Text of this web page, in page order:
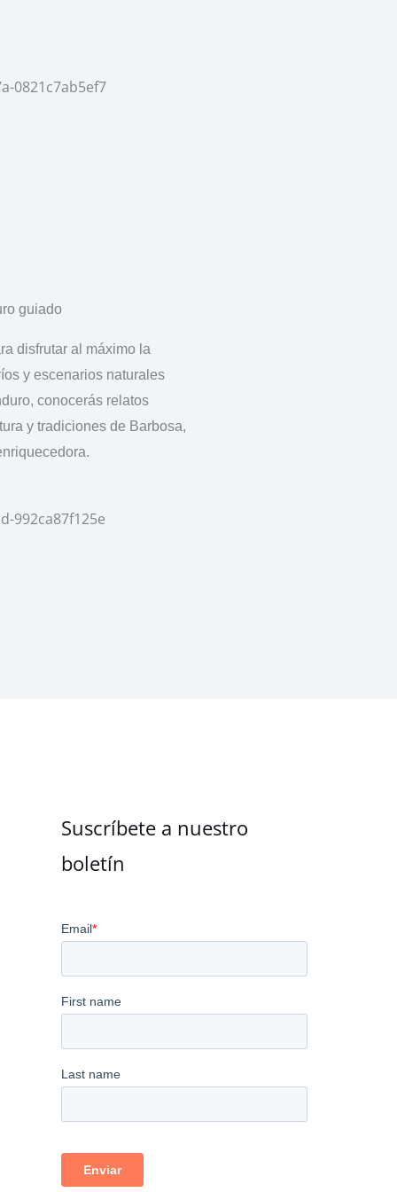
guiado
disfrutar al máximo la
y escenarios naturales
conocerás relatos
y tradiciones de Barbosa,
Suscríbete a nuestro
boletín